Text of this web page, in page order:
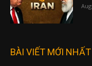
BÀI VIẾT MỚI NHẤT